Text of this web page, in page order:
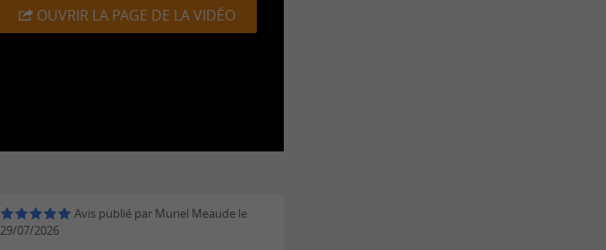
OUVRIR LA PAGE DE LA VIDÉO
Avis publié par Muriel Meaude le
29/07/2026